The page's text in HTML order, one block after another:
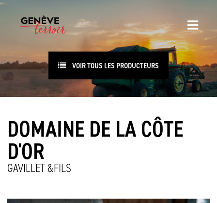
VOIR TOUS LES PRODUCTEURS
DOMAINE DE LA CÔTE
D'OR
GAVILLET &FILS